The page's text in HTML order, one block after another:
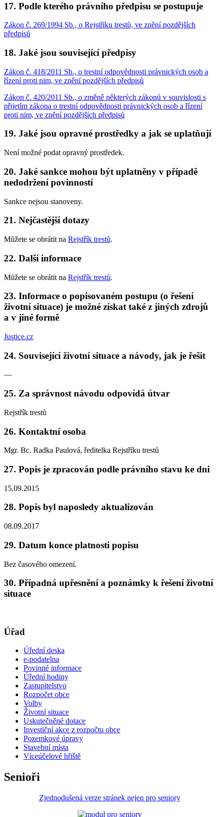
17. Podle kterého právního předpisu se postupuje
Zákon č. 269/1994 Sb., o Rejstříku trestů, ve znění pozdějších
předpisů
18. Jaké jsou související předpisy
Zákon č. 418/2011 Sb., o trestní odpovědnosti právnických osob a
řízení proti nim, ve znění pozdějších předpisů
Zákon č. 420/2011 Sb., o změně některých zákonů v souvislosti s
přijetím zákona o trestní odpovědnosti právnických osob a řízení
proti nim, ve znění pozdějších předpisů
19. Jaké jsou opravné prostředky a jak se uplatňují
Není možné podat opravný prostředek.
20. Jaké sankce mohou být uplatněny v případě
nedodržení povinností
Sankce nejsou stanoveny.
21. Nejčastější dotazy
Můžete se obrátit na Rejstřík trestů.
22. Další informace
Můžete se obrátit na Rejstřík trestů.
23. Informace o popisovaném postupu (o řešení
životní situace) je možné získat také z jiných zdrojů
a v jiné formě
Justice.cz
24. Související životní situace a návody, jak je řešit
—
25. Za správnost návodu odpovídá útvar
Rejstřík trestů
26. Kontaktní osoba
Mgr. Bc. Radka Paulová, ředitelka Rejstříku trestů
27. Popis je zpracován podle právního stavu ke dni
15.09.2015
28. Popis byl naposledy aktualizován
08.09.2017
29. Datum konce platnosti popisu
Bez časového omezení.
30. Případná upřesnění a poznámky k řešení životní
situace
Úřad
Úřední deska
e-podatelna
Povinné informace
Úřední hodiny
Zastupitelstvo
Rozpočet obce
Volby
Životní situace
Uskutečněné dotace
Investiční akce z rozpočtu obce
Pozemkové úpravy
Stavební místa
Víceúčelové hřiště
Senioři
Zjednodušená verze stránek nejen pro seniory